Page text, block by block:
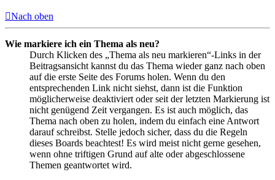
Nach oben
Wie markiere ich ein Thema als neu?
Durch Klicken des „Thema als neu markieren“-Links in der
Beitragsansicht kannst du das Thema wieder ganz nach oben
auf die erste Seite des Forums holen. Wenn du den
entsprechenden Link nicht siehst, dann ist die Funktion
möglicherweise deaktiviert oder seit der letzten Markierung ist
nicht genügend Zeit vergangen. Es ist auch möglich, das
Thema nach oben zu holen, indem du einfach eine Antwort
darauf schreibst. Stelle jedoch sicher, dass du die Regeln
dieses Boards beachtest! Es wird meist nicht gerne gesehen,
wenn ohne triftigen Grund auf alte oder abgeschlossene
Themen geantwortet wird.